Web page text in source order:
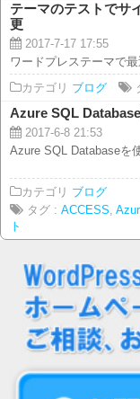
テーマのテストでサ
更
2017-7-17 17:55
ワードプレステーマで
カテゴリ ブログ
Azure SQL
2017-6-8 21:53
Azure SQL Databaseを
カテゴリ ブログ
タグ : ACCESS,
ト